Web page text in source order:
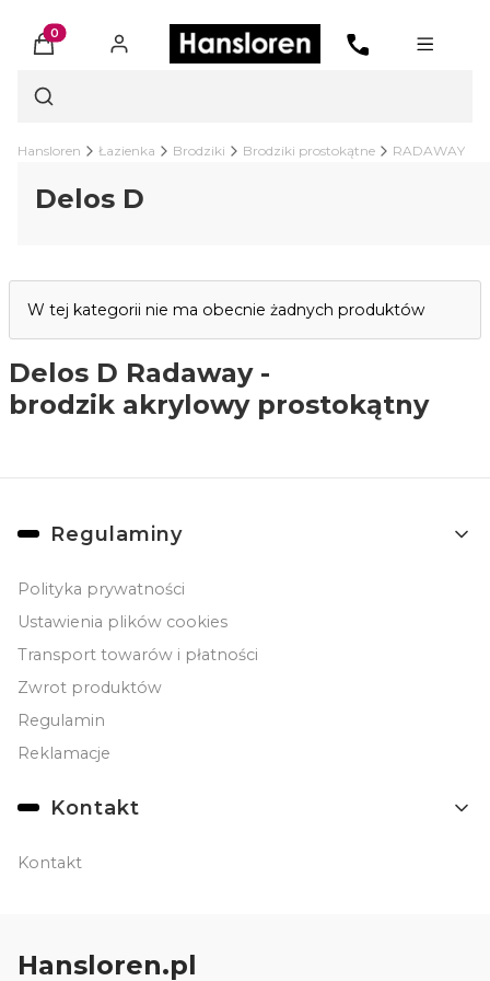
Produkty w koszyku: 0. Zobacz szczegóły
Otwórz wyszukiwarkę
Hansloren Łazienka Brodziki Brodziki prostokątne RADAWAY
Delos D
Lista produktów
W tej kategorii nie ma obecnie żadnych produktów
Delos D Radaway -
brodzik akrylowy prostokątny
Linki w stopce
Regulaminy
Polityka prywatności
Ustawienia plików cookies
Transport towarów i płatności
Zwrot produktów
Regulamin
Reklamacje
Kontakt
Kontakt
Hansloren.pl